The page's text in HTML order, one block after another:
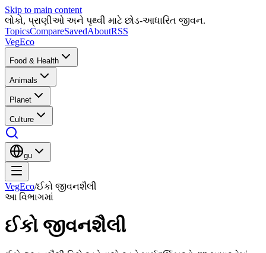
Skip to main content
લોકો, પ્રાણીઓ અને પૃથ્વી માટે છોડ-આધારિત જીવન.
TopicsCompareSavedAboutRSS
VegEco
Food & Health
Animals
Planet
Culture
gu
VegEco/ઈકો જીવનશૈલી
આ વિભાગમાં
ઈકો જીવનશૈલી